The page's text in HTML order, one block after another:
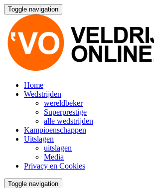
Toggle navigation
Home
Wedstrijden
wereldbeker
Superprestige
alle wedstrijden
Kampioenschappen
Uitslagen
uitslagen
Media
Privacy en Cookies
Toggle navigation